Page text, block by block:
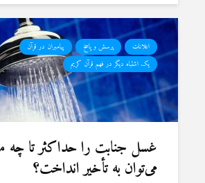
اعلانات پرسش و پاسخ
پیامبران در قرآن
یک اشتباه دیگر در فهم قرآن کریم
غسل جنابت را حداکثر تا
می‌توان به تأخیر انداخت؟